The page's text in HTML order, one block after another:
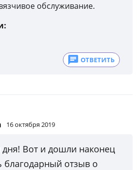
обслуживание.
ОТВЕТИТЬ
16 октября 2019
Вот и дошли наконец
благодарный отзыв о